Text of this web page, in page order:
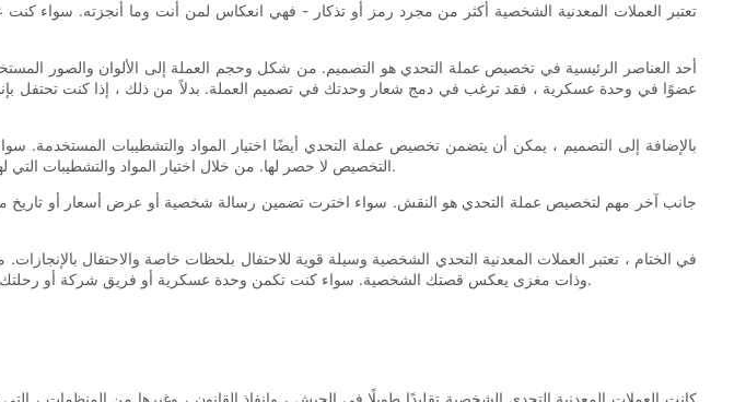
تعتبر العملات المعدنية الشخصية أكثر من مجرد رمز أو تذكار - فهي انعكاس لمن أنت وما أنجزته. سواء
أحد العناصر الرئيسية في تخصيص عملة التحدي هو التصميم. من شكل وحجم العملة إلى الألوان والصور
عضوًا في وحدة عسكرية ، فقد ترغب في دمج شعار وحدتك في تصميم العملة. بدلاً من ذلك ، إذا كنت تحتفل
بالإضافة إلى التصميم ، يمكن أن يتضمن تخصيص عملة التحدي أيضًا اختيار المواد والتشطيبات المستخدمة.
التخصيص لا حصر لها. من خلال اختيار المواد والتشطيبات التي لها صدى لقصتك الشخصية ، يمكنك إنشاء عملة تحدٍ ليست جذابة بصريًا فحسب ، بل إنها ذات مغزى عميق أيضًا.
جانب آخر مهم لتخصيص عملة التحدي هو النقش. سواء اخترت تضمين رسالة شخصية أو عرض أسعار أو تاريخ
في الختام ، تعتبر العملات المعدنية التحدي الشخصية وسيلة قوية للاحتفال بلحظات خاصة والاحتفال
وذات مغزى يعكس قصتك الشخصية. سواء كنت تكمن وحدة عسكرية أو فريق شركة أو رحلتك الشخصية ، فإن عملات التحدي الشخصية تقدم طريقة إبداعية ولا تنسى لالتقاط قصتك ومشاركتها مع الآخرين.